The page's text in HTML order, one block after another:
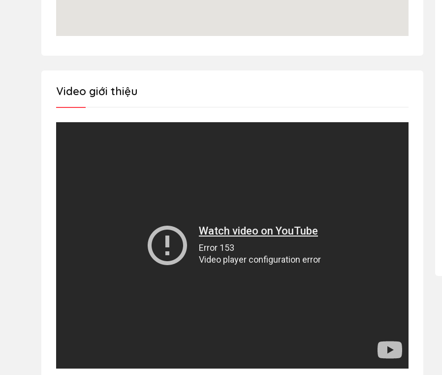
Video giới thiệu